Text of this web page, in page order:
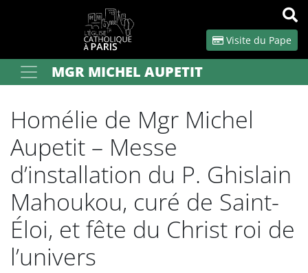
Visite du Pape
Votre rechercheMGR MICHEL AUPETIT
Homélie de Mgr Michel
Aupetit – Messe
d’installation du P. Ghislain
Mahoukou, curé de Saint-
Éloi, et fête du Christ roi de
l’univers
Panneau de gestion des cookies